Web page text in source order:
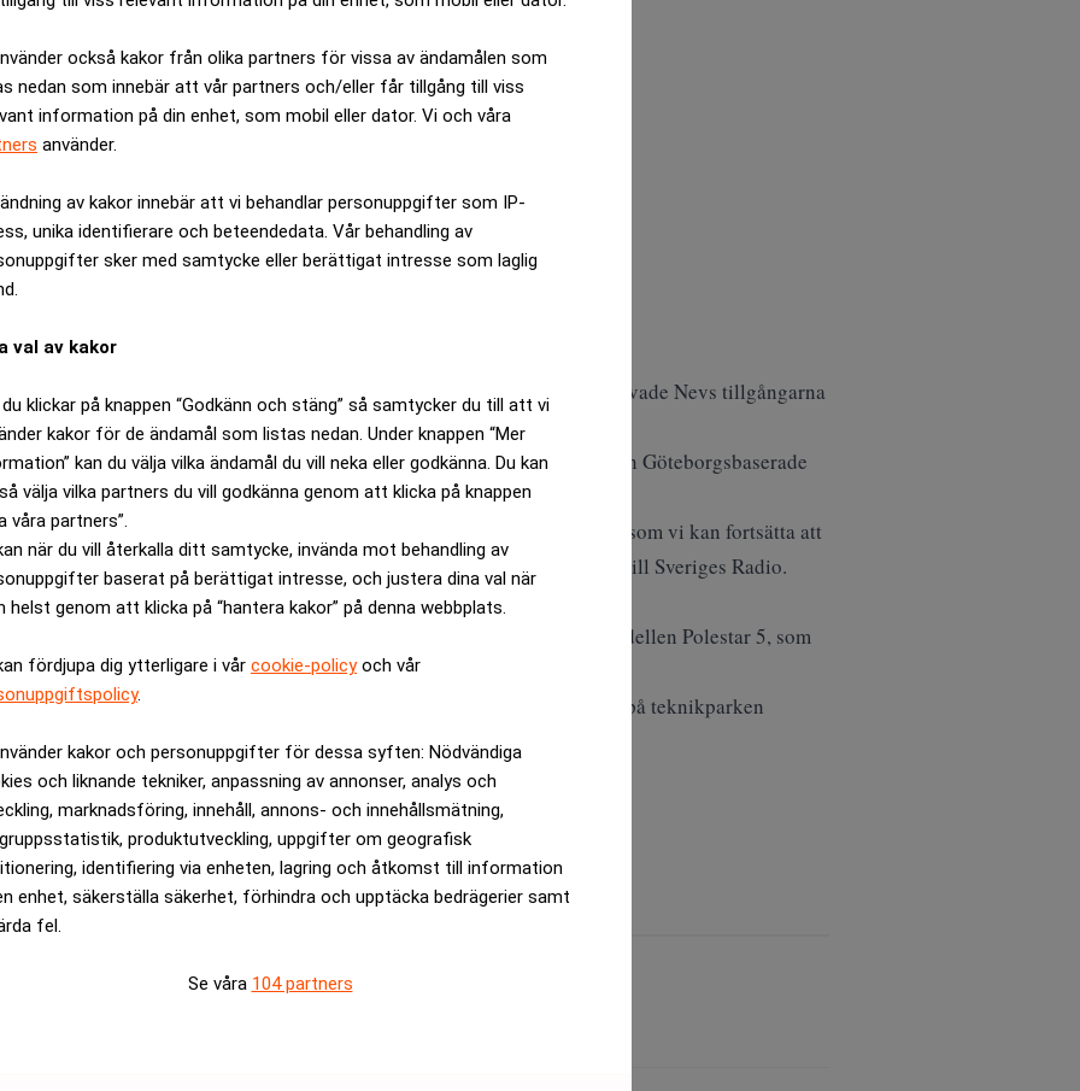
också kakor från olika partners för vissa av ändamålen som
nedan som innebär att vår partners och/eller får tillgång till viss
information på din enhet, som mobil eller dator. Vi och våra
använder.
av kakor innebär att vi behandlar personuppgifter som IP-
unika identifierare och beteendedata. Vår behandling av
sker med samtycke eller berättigat intresse som laglig
val av kakor
klickar på knappen “Godkänn och stäng” så samtycker du till att vi
kakor för de ändamål som listas nedan. Under knappen “Mer
kan du välja vilka ändamål du vill neka eller godkänna. Du kan
välja vilka partners du vill godkänna genom att klicka på knappen
våra partners”.
när du vill återkalla ditt samtycke, invända mot behandling av
baserat på berättigat intresse, och justera dina val när
helst genom att klicka på “hantera kakor” på denna webbplats.
fördjupa dig ytterligare i vår cookie-policyoch vår
.
kakor och personuppgifter för dessa syften: Nödvändiga
och liknande tekniker, anpassning av annonser, analys och
marknadsföring, innehåll, annons- och innehållsmätning,
produktutveckling, uppgifter om geografisk
identifiering via enheten, lagring och åtkomst till information
enhet, säkerställa säkerhet, förhindra och upptäcka bedrägerier samt
fel.
Se våra 104 partners
från Linköping till Trollhättan. För drygt tio år sedan förvärvade Nevs tillgångarna
har sedan dess upprätthållit traditionen av bilbyggande i staden.
och gick in i viloläge.Det öppnade samtidigt möjligheter för den Göteborgsbaserade
över delar av Nevs lokaler i Trollhättan. Det rapporterar Sverige Radio.
Det är en anrik mark och miljö. De har bra labb och testmiljö här uppe som vi kan fortsätta att
ny energi i det området, säger Dennis Nobelius, Polestars vice vd, till Sveriges Radio.
elbilstillverkaren-polestar-intar-nevs-gamla-lokaler
att testa motorer och batterier i Trollhättan – detta främst för modellen Polestar 5, som
40 personer på plats i Trollhättan. Sedan tidigare finns Polestar även på teknikparken
är kostnadsfritt: Prenumerera